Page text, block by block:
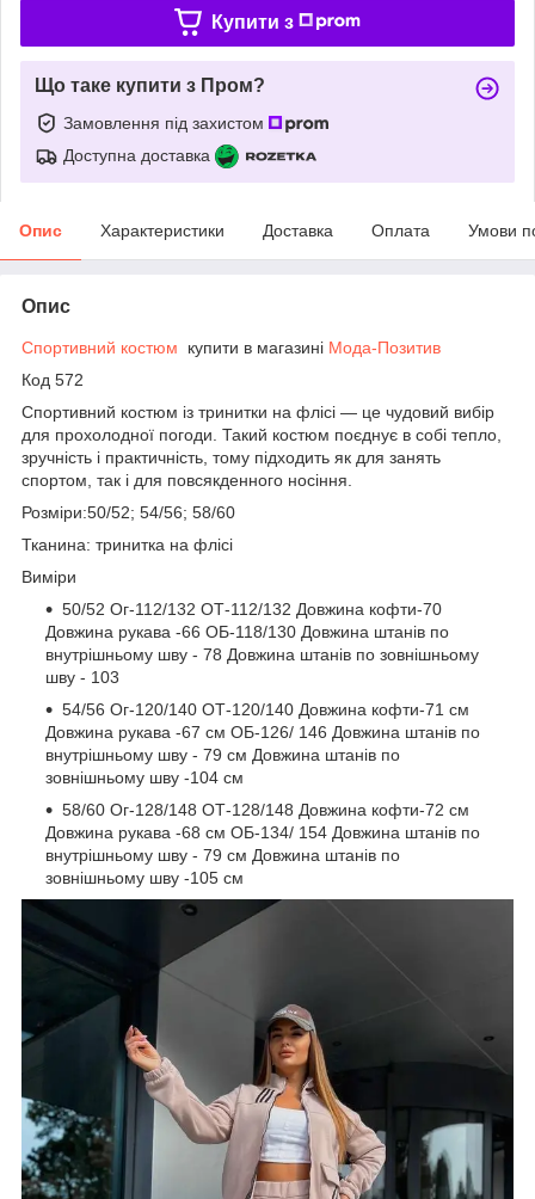
Купити з
Що таке купити з Пром?
Замовлення під захистом
Доступна доставка
Опис Характеристики Доставка Оплата Умови
Опис
Спортивний костюм купити в магазині Мода-Позитив
Код 572
Спортивний костюм із тринитки на флісі — це чудовий вибір
для прохолодної погоди. Такий костюм поєднує в собі тепло,
зручність і практичність, тому підходить як для занять
спортом, так і для повсякденного носіння.
Розміри:50/52; 54/56; 58/60
Тканина: тринитка на флісі
Виміри
50/52 Ог-112/132 ОТ-112/132 Довжина кофти-70
Довжина рукава -66 ОБ-118/130 Довжина штанів по
внутрішньому шву - 78 Довжина штанів по зовнішньому
шву - 103
54/56 Ог-120/140 ОТ-120/140 Довжина кофти-71 см
Довжина рукава -67 см ОБ-126/ 146 Довжина штанів по
внутрішньому шву - 79 см Довжина штанів по
зовнішньому шву -104 см
58/60 Ог-128/148 ОТ-128/148 Довжина кофти-72 см
Довжина рукава -68 см ОБ-134/ 154 Довжина штанів по
внутрішньому шву - 79 см Довжина штанів по
зовнішньому шву -105 см